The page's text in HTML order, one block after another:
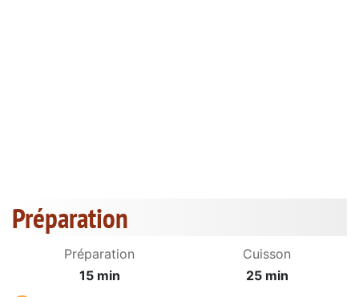
Préparation
Préparation
15 min
Cuisson
25 min